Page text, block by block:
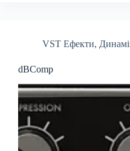
VST Ефекти,
dBComp